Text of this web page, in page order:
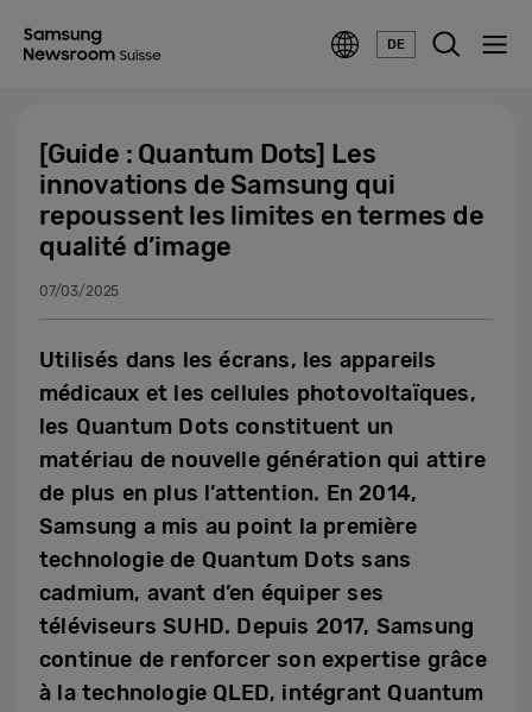
DE
[Guide : Quantum Dots] Les
innovations de Samsung qui
repoussent les limites en termes de
qualité d’image
07/03/2025
Utilisés dans les écrans, les appareils
médicaux et les cellules photovoltaïques,
les Quantum Dots constituent un
matériau de nouvelle génération qui attire
de plus en plus l’attention. En 2014,
Samsung a mis au point la première
technologie de Quantum Dots sans
cadmium, avant d’en équiper ses
téléviseurs SUHD. Depuis 2017, Samsung
continue de renforcer son expertise grâce
à la technologie QLED, intégrant Quantum